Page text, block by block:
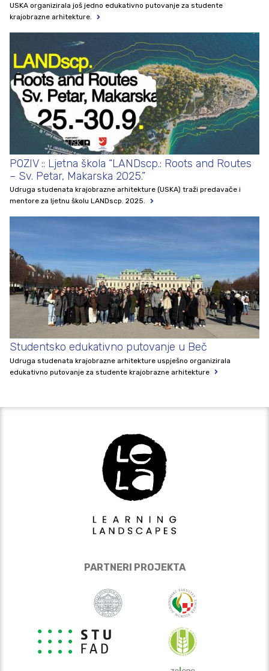
USKA organizirala još jedno edukativno putovanje za studente
krajobrazne arhitekture.
POZIV :: Ljetna škola “LANDscp.: Roots and Routes
– Sv. Petar, Makarska 2025.”
Udruga studenata krajobrazne arhitekture (USKA) traži predavače i
mentore za ljetnu školu LANDscp. 2025.
Studentsko edukativno putovanje u Beč
Udruga studenata krajobrazne arhitekture uspješno organizirala
edukativno putovanje za studente krajobrazne arhitekture
PARTNERI PROJEKTA